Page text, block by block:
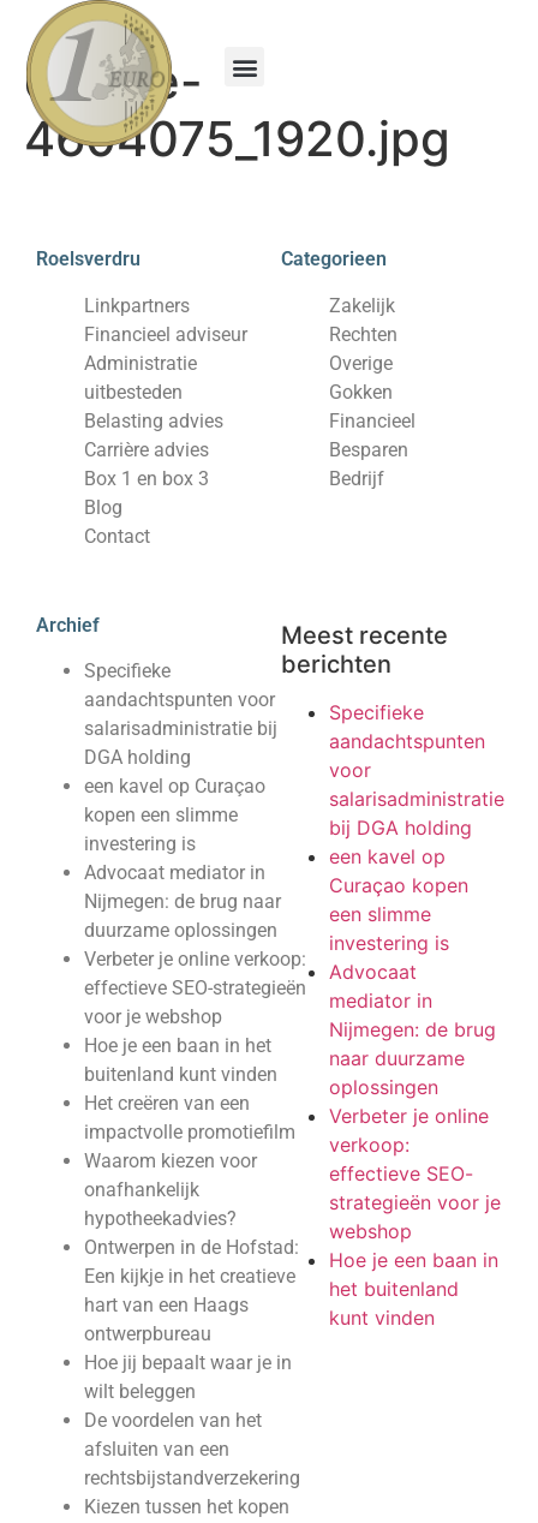
couple-
4604075_1920.jpg
Roelsverdru
Linkpartners
Financieel adviseur
Administratie
uitbesteden
Belasting advies
Carrière advies
Box 1 en box 3
Blog
Contact
Categorieen
Zakelijk
Rechten
Overige
Gokken
Financieel
Besparen
Bedrijf
Archief
Specifieke
aandachtspunten voor
salarisadministratie bij
DGA holding
een kavel op Curaçao
kopen een slimme
investering is
Advocaat mediator in
Nijmegen: de brug naar
duurzame oplossingen
Verbeter je online verkoop:
effectieve SEO-strategieën
voor je webshop
Hoe je een baan in het
buitenland kunt vinden
Het creëren van een
impactvolle promotiefilm
Waarom kiezen voor
onafhankelijk
hypotheekadvies?
Ontwerpen in de Hofstad:
Een kijkje in het creatieve
hart van een Haags
ontwerpbureau
Hoe jij bepaalt waar je in
wilt beleggen
De voordelen van het
afsluiten van een
rechtsbijstandverzekering
Kiezen tussen het kopen
Meest recente
berichten
Specifieke
aandachtspunten
voor
salarisadministratie
bij DGA holding
een kavel op
Curaçao kopen
een slimme
investering is
Advocaat
mediator in
Nijmegen: de brug
naar duurzame
oplossingen
Verbeter je online
verkoop:
effectieve SEO-
strategieën voor je
webshop
Hoe je een baan in
het buitenland
kunt vinden